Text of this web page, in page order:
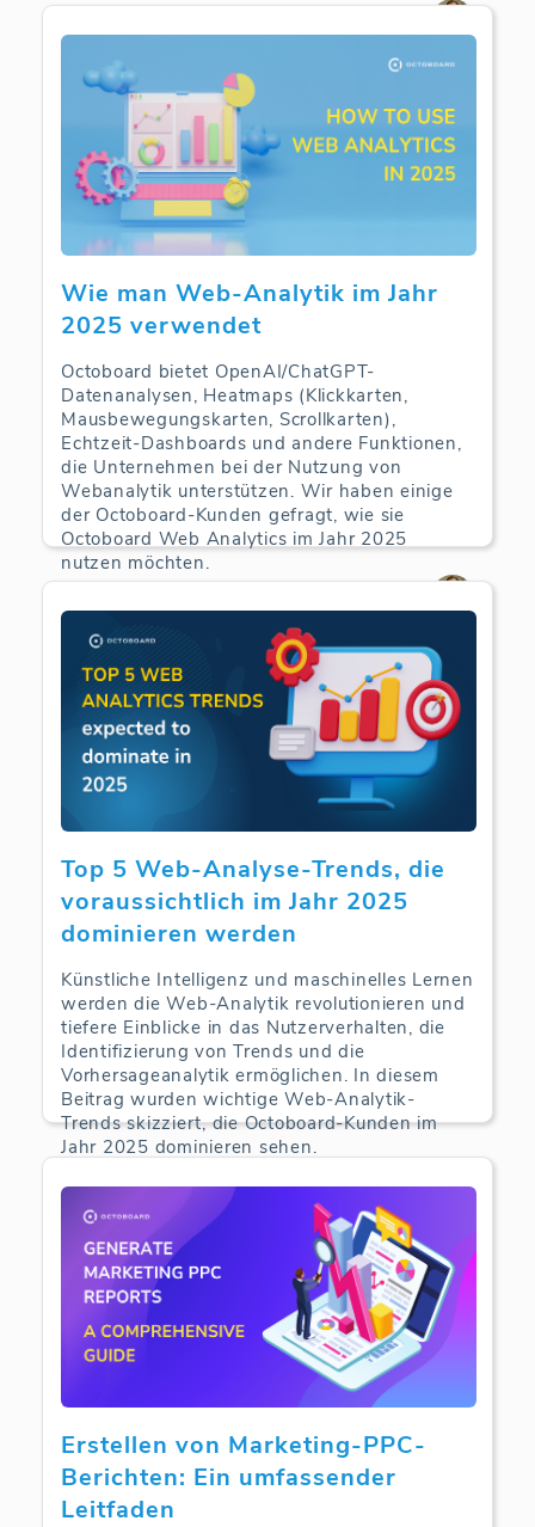
Wie man Web-Analytik im Jahr
2025 verwendet
Octoboard bietet OpenAI/ChatGPT-
Datenanalysen, Heatmaps (Klickkarten,
Mausbewegungskarten, Scrollkarten),
Echtzeit-Dashboards und andere Funktionen,
die Unternehmen bei der Nutzung von
Webanalytik unterstützen. Wir haben einige
der Octoboard-Kunden gefragt, wie sie
Octoboard Web Analytics im Jahr 2025
nutzen möchten.
Top 5 Web-Analyse-Trends, die
voraussichtlich im Jahr 2025
dominieren werden
Künstliche Intelligenz und maschinelles Lernen
werden die Web-Analytik revolutionieren und
tiefere Einblicke in das Nutzerverhalten, die
Identifizierung von Trends und die
Vorhersageanalytik ermöglichen. In diesem
Beitrag wurden wichtige Web-Analytik-
Trends skizziert, die Octoboard-Kunden im
Jahr 2025 dominieren sehen.
Erstellen von Marketing-PPC-
Berichten: Ein umfassender
Leitfaden